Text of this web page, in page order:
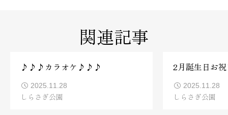
関連記事
♪♪♪カラオケ♪♪♪
2025.11.28
しらさぎ公園
2月誕生日お
2025.11.28
しらさぎ公園